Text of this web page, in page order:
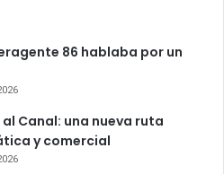
86 hablaba por un
al Canal: una nueva ruta
y comercial